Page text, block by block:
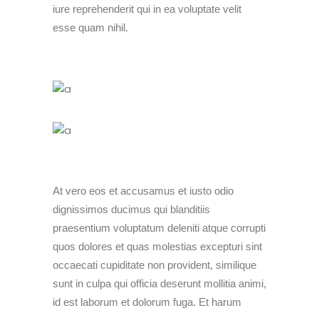
iure reprehenderit qui in ea voluptate velit
esse quam nihil.
At vero eos et accusamus et iusto odio
dignissimos ducimus qui blanditiis
praesentium voluptatum deleniti atque corrupti
quos dolores et quas molestias excepturi sint
occaecati cupiditate non provident, similique
sunt in culpa qui officia deserunt mollitia animi,
id est laborum et dolorum fuga. Et harum